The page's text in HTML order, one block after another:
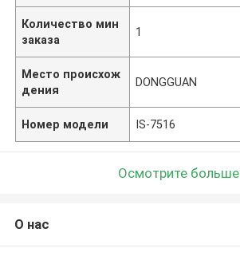
Количество мин
заказа
1
Место происхож
дения
DONGGUAN
Номер модели IS-7516
Осмотрите больше
О нас